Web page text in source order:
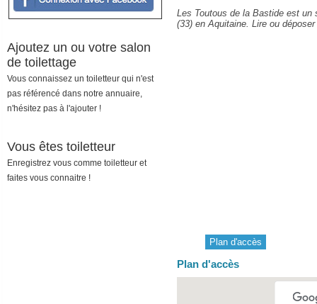
Les Toutous de la Bastide est un
(33) en Aquitaine. Lire ou
Plan d'accès
Plan d'accès
Ajoutez un ou votre salon
de toilettage
Vous connaissez un toiletteur qui n'est
pas référencé dans notre annuaire,
n'hésitez pas à l'ajouter !
Vous êtes toiletteur
Enregistrez vous comme toiletteur et
faites vous connaitre !